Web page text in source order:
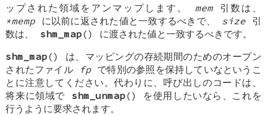
ップされた領域をアンマップします。 mem引数は、
*memp に以前に返された値と一致するべきで、 size 引
数は、 shm_map() に渡された値と一致するべきです。
shm_map() は、マッピングの存続期間のためのオープン
されたファイル
fp で特別の参照を保持していなというこ
とに注意してください。代わりに、呼び出しのコードは、
将来に領域で shm_unmap() を使用したいなら、これを
行うように要求されます。